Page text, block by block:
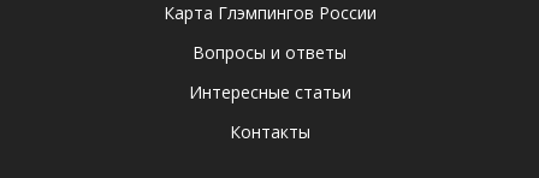
Карта Глэмпингов России
Вопросы и ответы
Интересные статьи
Контакты